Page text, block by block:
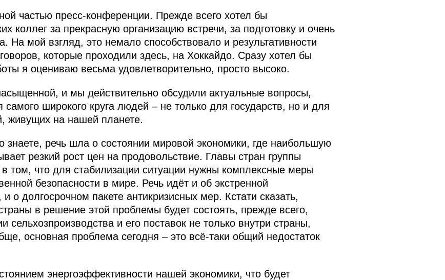
частью пресс-конференции. Прежде всего хотел бы
коллег за прекрасную организацию встречи, за подготовку и очень
На мой взгляд, это немало способствовало и результативности
которые проходили здесь, на Хоккайдо. Сразу хотел бы
я оцениваю весьма удовлетворительно, просто высоко.
и мы действительно обсудили актуальные вопросы,
широкого круга людей – не только для государств, но и для
живущих на нашей планете.
знаете, речь шла о состоянии мировой экономики, где наибольшую
резкий рост цен на продовольствие. Главы стран группы
том, что для стабилизации ситуации нужны комплексные меры
безопасности в мире. Речь идёт и об экстренной
о долгосрочном пакете антикризисных мер. Кстати сказать,
в решение этой проблемы будет состоять, прежде всего,
и его поставок не только внутри страны,
основная проблема сегодня – это всё‑таки общий недостаток
энергоэффективности нашей экономики, что будет